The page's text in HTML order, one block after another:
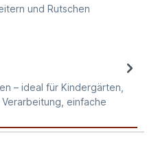
und Rutschen
– ideal für Kindergärten,
einfache